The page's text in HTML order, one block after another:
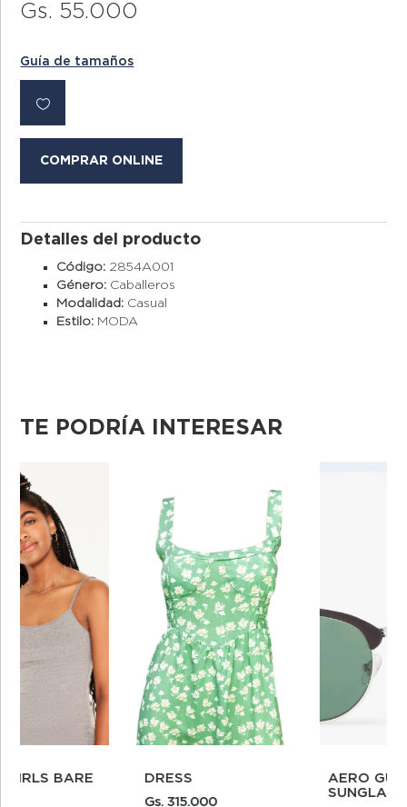
Gs. 55.000
Guía de tamaños
COMPRAR ONLINE
Detalles del producto
Código: 2854A001
Género: Caballeros
Modalidad: Casual
Estilo: MODA
TE PODRÍA INTERESAR
AERO GUYS